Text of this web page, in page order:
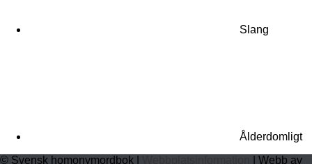
Slang
Ålderdomligt
© Svensk homonymordbok |
| Webb av